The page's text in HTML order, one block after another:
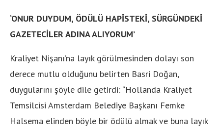
‘ONUR DUYDUM, ÖDÜLÜ HAPİSTEKİ, SÜRGÜNDEKİ
GAZETECİLER ADINA ALIYORUM’
Kraliyet Nişanı’na layık görülmesinden dolayı son
derece mutlu olduğunu belirten Basri Doğan,
duygularını şöyle dile getirdi: “Hollanda Kraliyet
Temsilcisi Amsterdam Belediye Başkanı Femke
Halsema elinden böyle bir ödülü almak ve buna layık